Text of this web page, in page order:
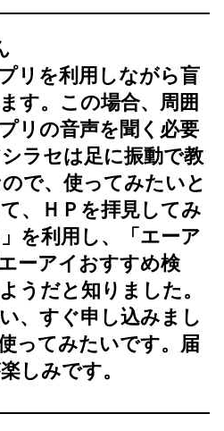
リを利用しながら盲
す。この場合、周囲
リの音声を聞く必要
ラセは足に振動で教
で、使ってみたいと
、ＨＰを拝見してみ
を利用し、「エーア
ーアイおすすめ検
うだと知りました。
、すぐ申し込みまし
ってみたいです。届
しみです。